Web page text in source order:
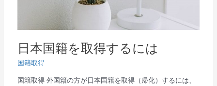
日本国籍を取得するには
国籍取得
国籍取得 外国籍の方が日本国籍を取得（帰化）するには、